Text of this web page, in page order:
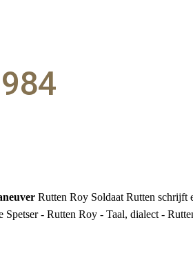
Rutten Roy Soldaat Rutten schrijft
- Rutten Roy - Taal, dialect -